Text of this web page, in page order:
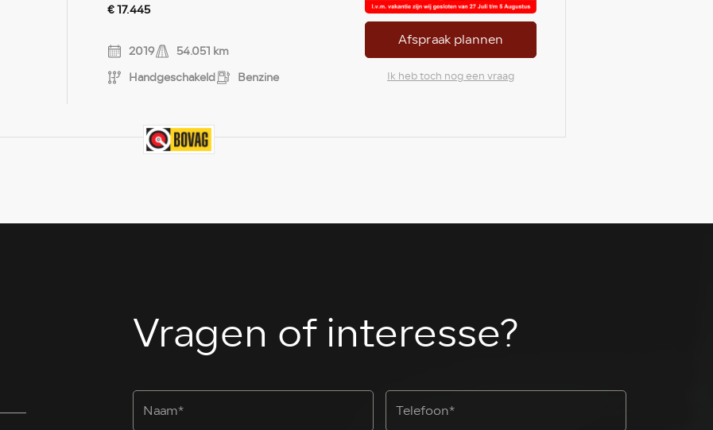
€ 17.445
2019
54.051 km
Handgeschakeld
Benzine
Afspraak plannen
Ik heb toch nog een vraag
Vragen of interesse?